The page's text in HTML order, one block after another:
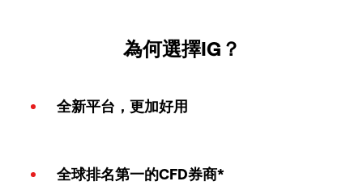
為何選擇IG？
全新平台，更加好用
全球排名第一的CFD券商*